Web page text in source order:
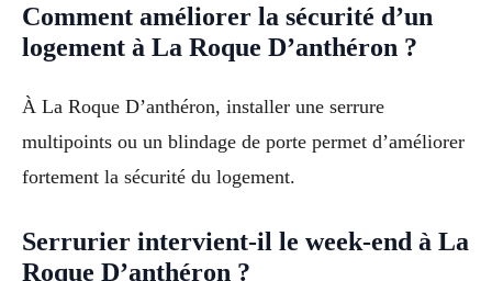
Comment améliorer la sécurité d’un
logement à La Roque D’anthéron ?
À La Roque D’anthéron, installer une serrure
multipoints ou un blindage de porte permet d’améliorer
fortement la sécurité du logement.
Serrurier intervient-il le week-end à La
Roque D’anthéron ?